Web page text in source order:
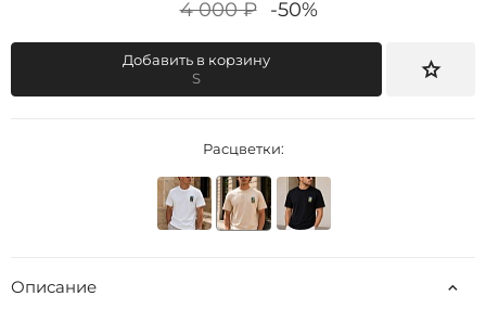
4 000 ₽ -50%
Добавить в корзину
S
Расцветки:
Описание